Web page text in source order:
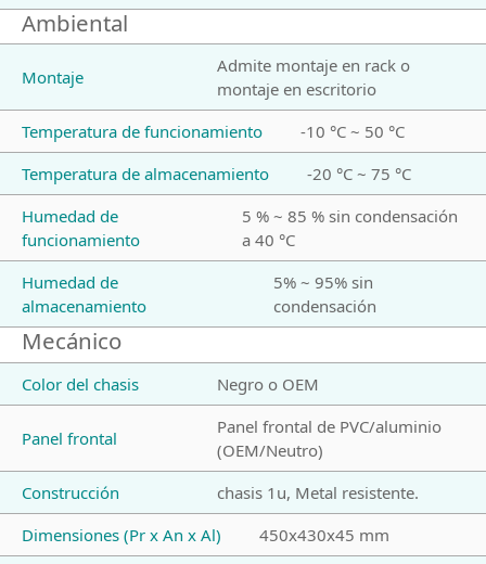
Ambiental
Montaje
Admite montaje en rack o
montaje en escritorio
Temperatura de funcionamiento
-10 °C ~ 50 °C
Temperatura de almacenamiento
-20 °C ~ 75 °C
Humedad de
funcionamiento
5 % ~ 85 % sin condensación
a 40 °C
Humedad de
almacenamiento
5% ~ 95% sin
condensación
Mecánico
Color del chasis Negro o OEM
Panel frontal
Panel frontal de PVC/aluminio
(OEM/Neutro)
Construcción
chasis 1u, Metal resistente.
Dimensiones (Pr x An x Al)
450x430x45 mm